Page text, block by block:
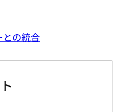
との統合